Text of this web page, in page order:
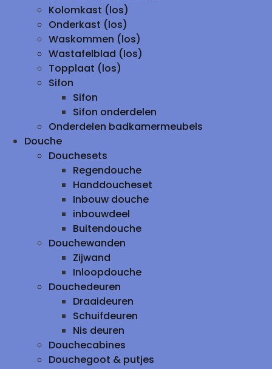
Kolomkast (los)
Onderkast (los)
Waskommen (los)
Wastafelblad (los)
Topplaat (los)
Sifon
Sifon
Sifon onderdelen
Onderdelen badkamermeubels
Douche
Douchesets
Regendouche
Handdoucheset
Inbouw douche
inbouwdeel
Buitendouche
Douchewanden
Zijwand
Inloopdouche
Douchedeuren
Draaideuren
Schuifdeuren
Nis deuren
Douchecabines
Douchegoot & putjes